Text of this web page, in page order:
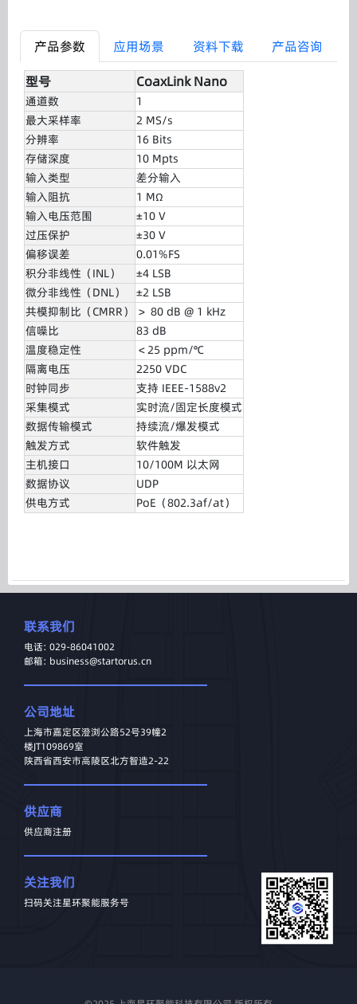
产品参数 应用场景 资料下载
产品咨询
型号
CoaxLink Nano
通道数
1
最大采样率
2 MS/s
分辨率
16 Bits
存储深度
10 Mpts
输入类型
差分输入
输入阻抗
1 MΩ
输入电压范围
±10 V
过压保护
±30 V
偏移误差
0.01%FS
积分非线性（INL）
±4 LSB
微分非线性（DNL）
±2 LSB
共模抑制比（CMRR）
＞ 80 dB @ 1 kHz
信噪比
83 dB
温度稳定性
＜25 ppm/℃
隔离电压
2250 VDC
时钟同步
支持 IEEE-1588v2
采集模式
实时流/固定长度模式
数据传输模式
持续流/爆发模式
触发方式
软件触发
主机接口
10/100M 以太网
数据协议
UDP
供电方式
PoE（802.3af/at）
联系我们
电话: 029-86041002
邮箱: business@startorus.cn
公司地址
上海市嘉定区澄浏公路52号39幢2
楼JT109869室
陕西省西安市高陵区北方智造2-22
供应商
供应商注册
关注我们
扫码关注星环聚能服务号